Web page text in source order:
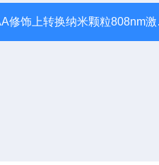
上转换纳米颗粒808nm激发/红光/发光材料